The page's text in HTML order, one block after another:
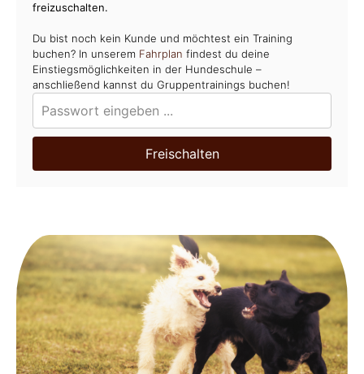
freizuschalten.
Du bist noch kein Kunde und möchtest ein Training
buchen? In unserem Fahrplan findest du deine
Einstiegsmöglichkeiten in der Hundeschule –
anschließend kannst du Gruppentrainings buchen!
Freischalten